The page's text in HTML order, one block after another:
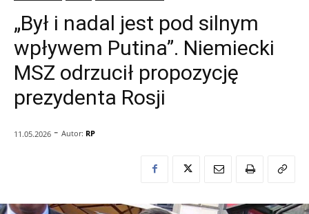
„Był i nadal jest pod silnym
wpływem Putina”. Niemiecki
MSZ odrzucił propozycję
prezydenta Rosji
11.05.2026 - Autor: RP